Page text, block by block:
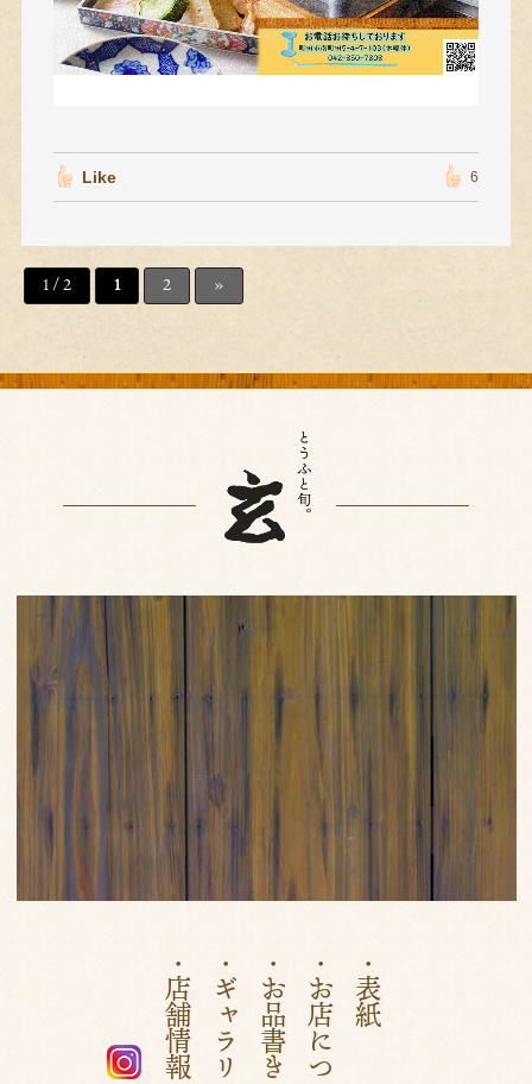
Like 6
1 / 2 1 2 »
・店舗情報・ギャラリー・お品書き・お店について ・表紙